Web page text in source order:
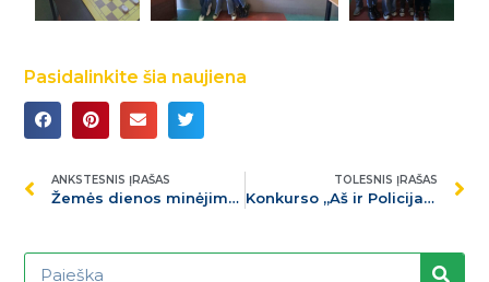
Pasidalinkite šia naujiena
ANKSTESNIS ĮRAŠAS
Žemės dienos minėjimas
TOLESNIS ĮRAŠAS
Konkurso „Aš ir Policija“ I etapo nugalėtojai – Butrimonių gimnazistai